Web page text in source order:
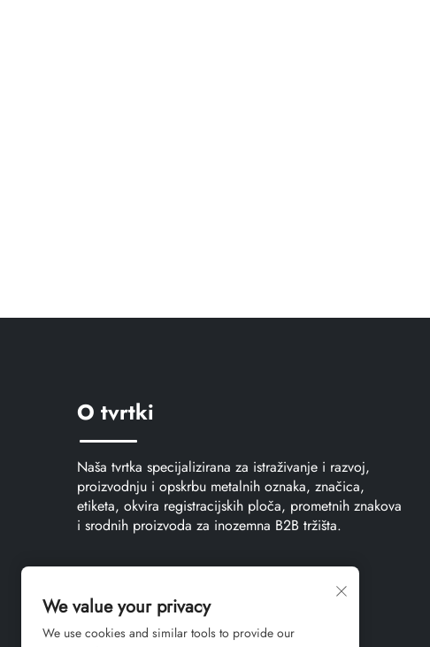
O tvrtki
Naša tvrtka specijalizirana za istraživanje i razvoj,
proizvodnju i opskrbu metalnih oznaka, značica,
etiketa, okvira registracijskih ploča, prometnih znakova
i srodnih proizvoda za inozemna B2B tržišta.
We value your privacy
We use cookies and similar tools to provide our